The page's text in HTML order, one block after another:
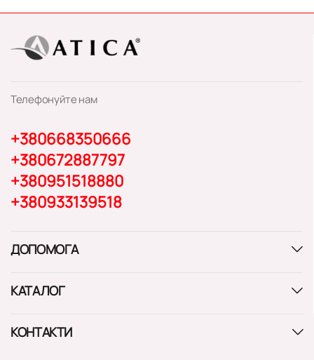
Телефонуйте нам
+380668350666
+380672887797
+380951518880
+380933139518
ДОПОМОГА
КАТАЛОГ
КОНТАКТИ